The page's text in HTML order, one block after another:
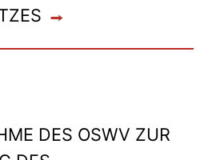
DES OSWV ZUR